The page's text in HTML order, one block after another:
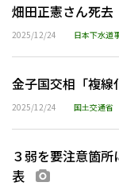
畑田正憲さん死
2025/12/24 日本下水道
金子国交相「複線
2025/12/24 国土交通省
３弱を要注意箇
表